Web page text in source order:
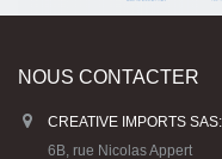
NOUS CONTACTER